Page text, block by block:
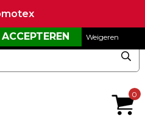
0
€ 0,00
maken wij gebruik van
Weigeren